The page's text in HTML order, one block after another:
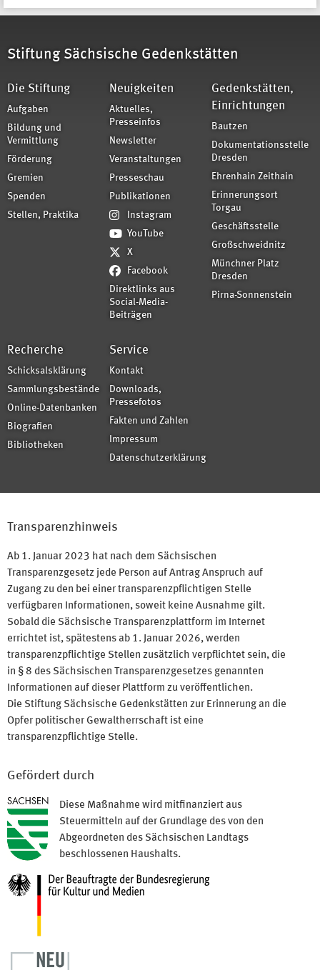
Stiftung Sächsische Gedenkstätten
Die Stiftung
Aufgaben
Bildung und
Vermittlung
Förderung
Gremien
Spenden
Stellen, Praktika
Neuigkeiten
Aktuelles,
Presseinfos
Newsletter
Veranstaltungen
Presseschau
Publikationen
Instagram
YouTube
X
Facebook
Direktlinks aus
Social-Media-
Beiträgen
Gedenkstätten,
Einrichtungen
Bautzen
Dokumentationsstelle
Dresden
Ehrenhain Zeithain
Erinnerungsort
Torgau
Geschäftsstelle
Großschweidnitz
Münchner Platz
Dresden
Pirna-Sonnenstein
Recherche
Schicksalsklärung
Sammlungsbestände
Online-Datenbanken
Biografien
Bibliotheken
Service
Kontakt
Downloads,
Pressefotos
Fakten und Zahlen
Impressum
Datenschutzerklärung
Transparenzhinweis
Ab 1. Januar 2023 hat nach dem Sächsischen
Transparenzgesetz jede Person auf Antrag Anspruch auf
Zugang zu den bei einer transparenzpflichtigen Stelle
verfügbaren Informationen, soweit keine Ausnahme gilt.
Sobald die Sächsische Transparenzplattform im Internet
errichtet ist, spätestens ab 1. Januar 2026, werden
transparenzpflichtige Stellen zusätzlich verpflichtet sein, die
in § 8 des Sächsischen Transparenzgesetzes genannten
Informationen auf dieser Plattform zu veröffentlichen.
Die Stiftung Sächsische Gedenkstätten zur Erinnerung an die
Opfer politischer Gewaltherrschaft ist eine
transparenzpflichtige Stelle.
Gefördert durch
Diese Maßnahme wird mitfinanziert aus
Steuermitteln auf der Grundlage des von den
Abgeordneten des Sächsischen Landtags
beschlossenen Haushalts.